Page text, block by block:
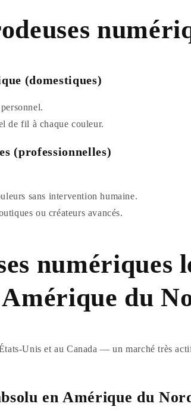
(domestiques)
de fil à chaque couleur.
(professionnelles)
sans intervention humaine.
ou créateurs avancés.
numériques
du
Unis et au Canada — un marché très
en Amérique du